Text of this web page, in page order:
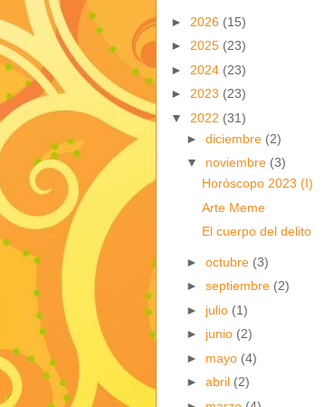
► 2026 (15)
► 2025 (23)
► 2024 (23)
► 2023 (23)
▼ 2022 (31)
► diciembre (2)
▼ noviembre (3)
Horóscopo 2023 (I)
Arte Meme
El cuerpo del delito
► octubre (3)
► septiembre (2)
► julio (1)
► junio (2)
► mayo (4)
► abril (2)